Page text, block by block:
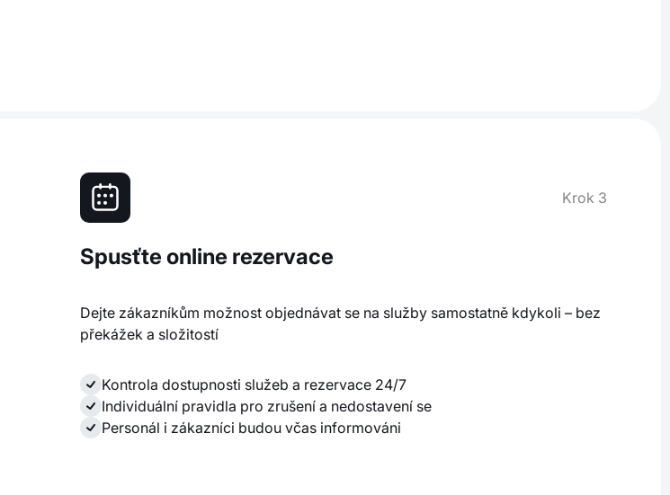
Krok 3
Spusťte online rezervace
Dejte zákazníkům možnost objednávat se na služby samostatně kdykoli – bez
překážek a složitostí
Kontrola dostupnosti služeb a rezervace 24/7
Individuální pravidla pro zrušení a nedostavení se
Personál i zákazníci budou včas informováni